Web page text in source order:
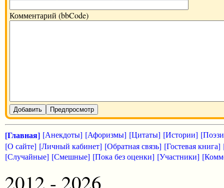
Комментарий (bbCode)
Добавить Предпросмотр
[Главная] [Анекдоты] [Афоризмы] [Цитаты] [Истории]
[О сайте] [Личный кабинет] [Обратная связь] [Гостевая книга]
[Случайные] [Смешные] [Пока без оценки] [Участники]
2012 - 2026